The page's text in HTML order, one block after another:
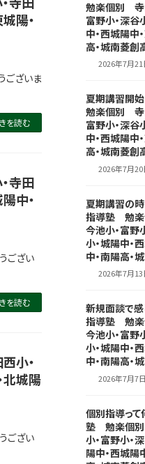
陽・
ございま
を読む
寺田
中・
ござい
を読む
小・
北城陽
ござい
勉楽個別 寺
富野小・深谷
中・西城陽中
高・城南菱創
2026年7月21
夏期講習開
勉楽個別 寺
富野小・深谷
中・西城陽中
高・城南菱創
2026年7月20
夏期講習の
指導塾 勉楽
今池小・富野
小・城陽中・
中・南陽高・
2026年7月13
新規面談で
指導塾 勉楽
今池小・富野
小・城陽中・
中・南陽高・
2026年7月7日
個別指導っ
塾 勉楽個別
小・富野小・
陽中・西城陽